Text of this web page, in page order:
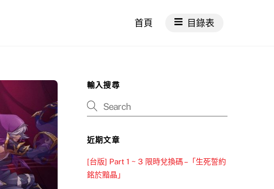
首頁 目錄表
輸入搜尋
近期文章
[台版] Part 1 ~ 3 限時兌換碼 –「生死誓約
銘於黯晶」